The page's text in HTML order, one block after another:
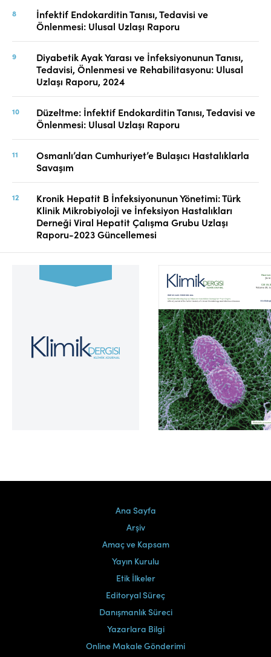
İnfektif Endokarditin Tanısı, Tedavisi ve
Önlenmesi: Ulusal Uzlaşı Raporu
Diyabetik Ayak Yarası ve İnfeksiyonunun Tanısı,
Tedavisi, Önlenmesi ve Rehabilitasyonu: Ulusal
Uzlaşı Raporu, 2024
Düzeltme: İnfektif Endokarditin Tanısı, Tedavisi ve
Önlenmesi: Ulusal Uzlaşı Raporu
Osmanlı’dan Cumhuriyet’e Bulaşıcı Hastalıklarla
Savaşım
Kronik Hepatit B İnfeksiyonunun Yönetimi: Türk
Klinik Mikrobiyoloji ve İnfeksiyon Hastalıkları
Derneği Viral Hepatit Çalışma Grubu Uzlaşı
Raporu-2023 Güncellemesi
Cilt 39, Sayı 2
Ana Sayfa
Arşiv
Amaç ve Kapsam
Yayın Kurulu
Etik İlkeler
Editoryal Süreç
Danışmanlık Süreci
Yazarlara Bilgi
Online Makale Gönderimi